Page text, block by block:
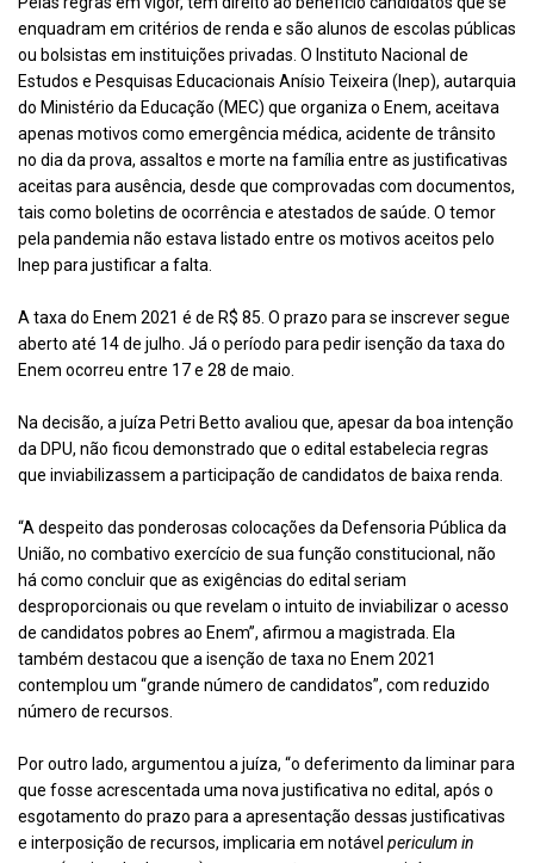
enquadram em critérios de renda e são alunos de escolas públicas
ou bolsistas em instituições privadas. O Instituto Nacional de
Estudos e Pesquisas Educacionais Anísio Teixeira (Inep), autarquia
do Ministério da Educação (MEC) que organiza o Enem, aceitava
apenas motivos como emergência médica, acidente de trânsito
no dia da prova, assaltos e morte na família entre as justificativas
aceitas para ausência, desde que comprovadas com documentos,
tais como boletins de ocorrência e atestados de saúde. O temor
pela pandemia não estava listado entre os motivos aceitos pelo
Inep para justificar a falta.
A taxa do Enem 2021 é de R$ 85. O prazo para se inscreversegue
aberto até 14 de julho. Já o período para pedir isenção da taxa do
Enem ocorreu entre 17 e 28 de maio.
Na decisão, a juíza Petri Betto avaliou que, apesar da boa intenção
da DPU, não ficou demonstrado que o edital estabelecia regras
que inviabilizassem a participação de candidatos de baixa renda.
“A despeito das ponderosas colocações da Defensoria Pública da
União, no combativo exercício de sua função constitucional, não
há como concluir que as exigências do edital seriam
desproporcionais ou que revelam o intuito de inviabilizar o acesso
de candidatos pobres ao Enem”, afirmou a magistrada. Ela
também destacou que a isenção de taxa no Enem 2021
contemplou um “grande número de candidatos”, com reduzido
número de recursos.
Por outro lado, argumentou a juíza, “o deferimento da liminar para
que fosse acrescentada uma nova justificativa no edital, após o
esgotamento do prazo para a apresentação dessas justificativas
e interposição de recursos, implicaria em notável periculum in